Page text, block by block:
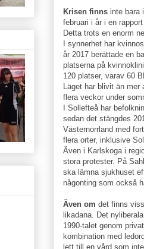
Krisen finns inte bara
februari i år i en
Detta trots en enorm
I synnerhet har
år 2017 berättade en
platserna på
120 platser, varav 60
Läget har blivit än
flera veckor under
I Sollefteå har
sedan det stängdes
Västernorrland med
flera orter, inklusive
Även i Karlskoga i
stora protester. På
ska lämna sjukhuset
någonting som också
Även om det finns
likadana. Det
1990-talet genom
kombination med
lett till en vård som